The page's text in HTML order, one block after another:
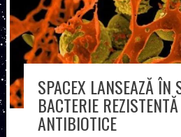
SPACEX LANSEAZĂ ÎN
BACTERIE
ANTIBIOTICE